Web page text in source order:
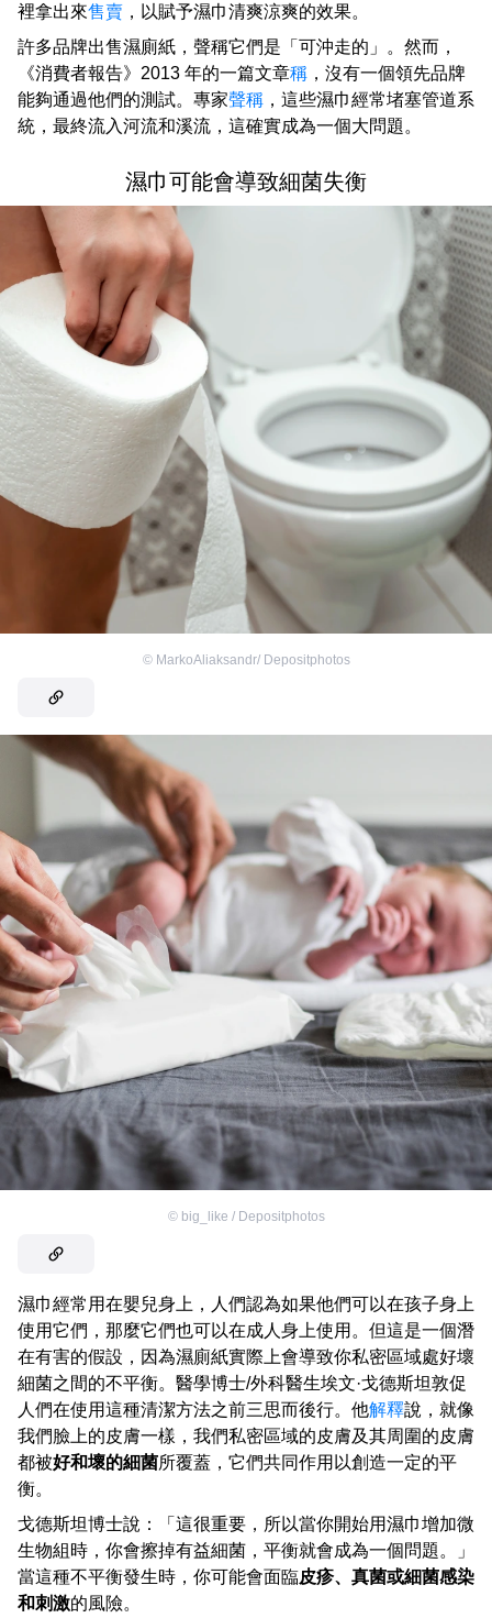
裡拿出來售賣 ，以賦予濕巾清爽涼爽的效果。
許多品牌出售濕廁紙，聲稱它們是「可沖走的」。然而，
《消費者報告》2013 年的一篇文章稱 ，沒有一個領先品牌
能夠通過他們的測試。專家聲稱 ，這些濕巾經常堵塞管道系
統，最終流入河流和溪流，這確實成為一個大問題。
濕巾可能會導致細菌失衡
© MarkoAliaksandr/ Depositphotos
© big_like / Depositphotos
濕巾經常用在嬰兒身上，人們認為如果他們可以在孩子身上
使用它們，那麼它們也可以在成人身上使用。但這是一個潛
在有害的假設，因為濕廁紙實際上會導致你私密區域處好壞
細菌之間的不平衡。醫學博士/外科醫生埃文·戈德斯坦敦促
人們在使用這種清潔方法之前三思而後行。他解釋說，就像
我們臉上的皮膚一樣，我們私密區域的皮膚及其周圍的皮膚
都被好和壞的細菌所覆蓋，它們共同作用以創造一定的平
衡。
戈德斯坦博士說：「這很重要，所以當你開始用濕巾增加微
生物組時，你會擦掉有益細菌，平衡就會成為一個問題。」
當這種不平衡發生時，你可能會面臨皮疹、真菌或細菌感染
和刺激的風險。